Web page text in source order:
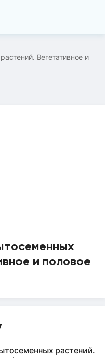
Вегетативное и
и половое
растений.